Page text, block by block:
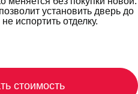
установить дверь до
испортить отделку.
стоимость